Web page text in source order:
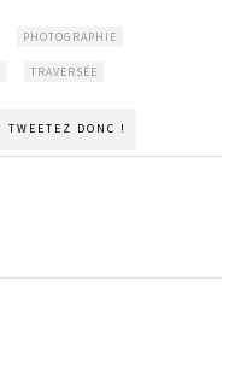
PHOTOGRAPHIE
TRAVERSÉE
TWEETEZ DONC !